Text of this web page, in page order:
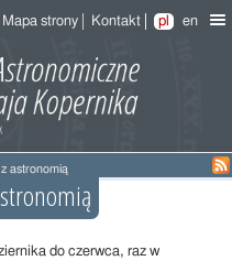
Mapa strony Kontakt pl en
astronomią
do czerwca, raz w